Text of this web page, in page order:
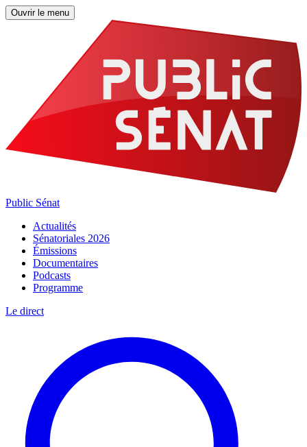
Ouvrir le menu
Public Sénat
Actualités
Sénatoriales 2026
Émissions
Documentaires
Podcasts
Programme
Le direct